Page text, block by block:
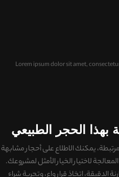
Lorem ipsum dolor sit amet,
بهذا الحجر الطبيعي
يمكنك الاطلاع علىأحجار مشابهة
لاختيار الخيار الأمثل لمشروعك.